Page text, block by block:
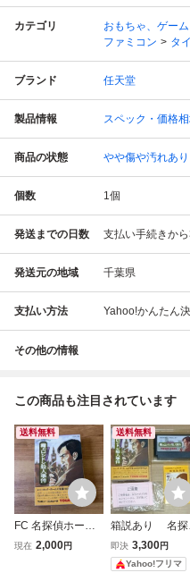
カテゴリ おもちゃ、ゲーム
ファミコン
タ
ブランド 任天堂
製品情報 スペック・価格
商品の状態 やや傷や汚れあり
個数 1個
発送までの日数 支払い手続きか
発送元の地域 千葉県
支払い方法 Yahoo!かんたん
その他の情報
この商品も注目されています
送料無料
FC 名探偵ホーム
ズ 霧のロンドン殺
現在 2,000円
送料無料
箱説あり 名探
ホームズ 霧のロ
ドン殺人事件
ァミコン
即決 3,300円
Yahoo!フリマ